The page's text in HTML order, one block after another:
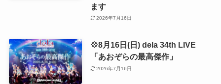
ます
2026年7月16日
💠8月16日(日) dela 34th LIVE
「あおぞらの最高傑作」
2026年7月16日